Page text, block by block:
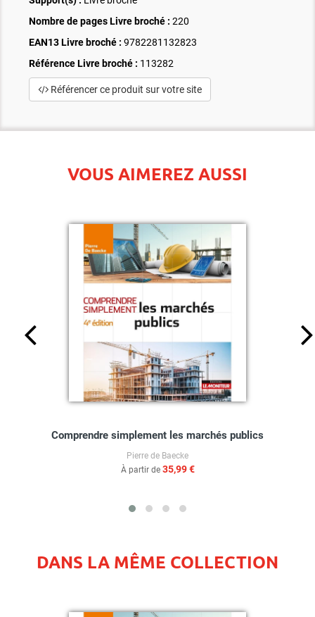
Nombre de pages Livre broché : 220
EAN13 Livre broché : 9782281132823
Référence Livre broché : 113282
Référencer ce produit sur votre site
VOUS AIMEREZ AUSSI
Comprendre simplement les marchés publics
Pierre de Baecke
À partir de 35,99 €
DANS LA MÊME COLLECTION